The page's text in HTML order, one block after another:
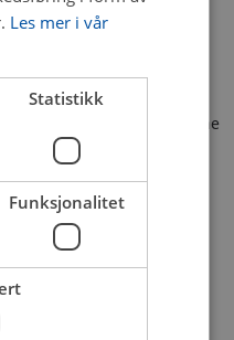
has occurred (see the
information).
Les mer i vår
Statistikk
Funksjonalitet